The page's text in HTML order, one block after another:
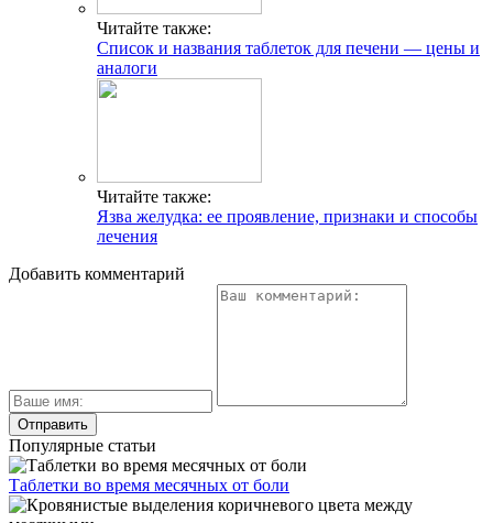
Читайте также:
Список и названия таблеток для печени — цены и
аналоги
Читайте также:
Язва желудка: ее проявление, признаки и способы
лечения
Добавить комментарий
Популярные статьи
Таблетки во время месячных от боли